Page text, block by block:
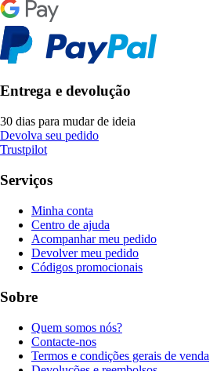
Entrega e devolução
30 dias para mudar de ideia
Devolva seu pedido
Trustpilot
Serviços
Minha conta
Centro de ajuda
Acompanhar meu pedido
Devolver meu pedido
Códigos promocionais
Sobre
Quem somos nós?
Contacte-nos
Termos e condições gerais de venda